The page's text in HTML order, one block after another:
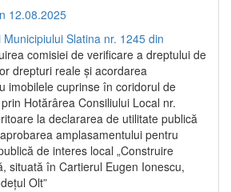
12.08.2025
Slatina nr. 1245 din
comisiei de verificare a dreptului de
drepturi reale și acordarea
imobilele cuprinse în coridorul de
Hotărârea Consiliului Local nr.
la declararea de utilitate publică
amplasamentului pentru
de interes local „Construire
situată în Cartierul Eugen Ionescu,
Olt”